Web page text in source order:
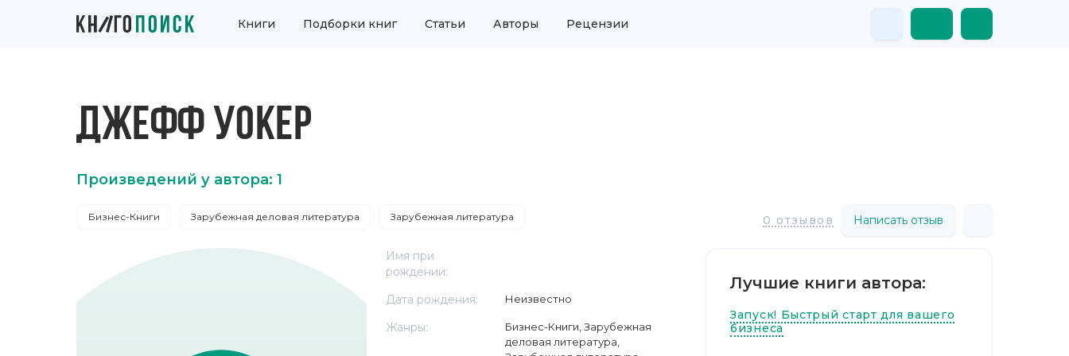
Книги Подборки книг Статьи Авторы Рецензии
ДЖЕФФ УОКЕР
Произведений у автора: 1
Бизнес-Книги Зарубежная деловая литература Зарубежная литература 0 отзывов Написать отзыв
Имя при
рождении:
Дата рождения:
Неизвестно
Жанры: Бизнес-Книги Зарубежная
деловая литература
Лучшие книги автора:
Запуск! Быстрый старт для вашего
бизнеса